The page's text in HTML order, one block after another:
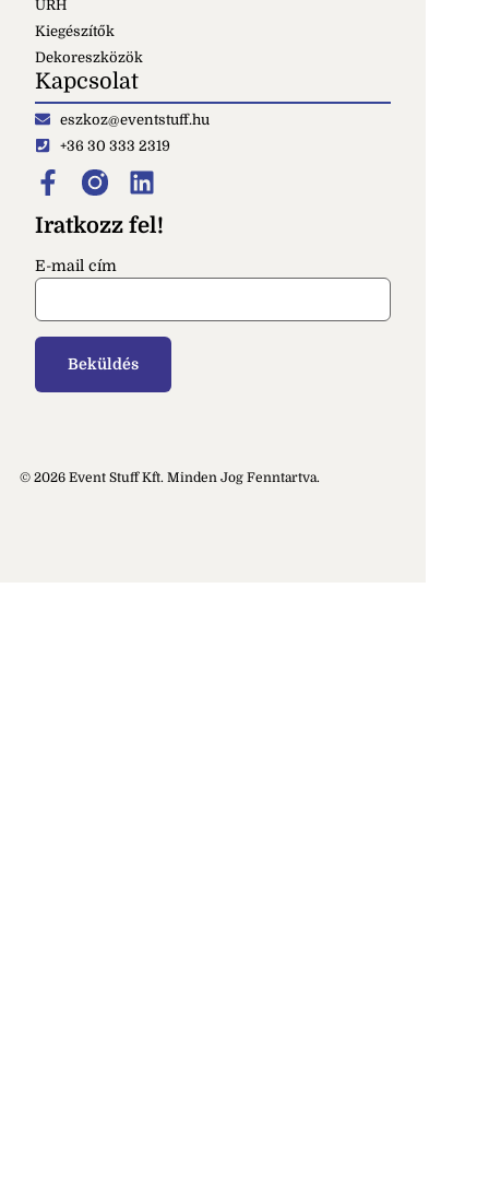
URH
Kiegészítők
Dekoreszközök
Kapcsolat
eszkoz@eventstuff.hu
+36 30 333 2319
Iratkozz fel!
E-mail cím
© 2026 Event Stuff Kft. Minden Jog Fenntartva.